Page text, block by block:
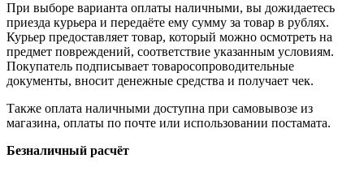
При выборе варианта оплаты наличными, вы дожидаетесь
приезда курьера и передаёте ему сумму за товар в рублях.
Курьер предоставляет товар, который можно осмотреть на
предмет повреждений, соответствие указанным условиям.
Покупатель подписывает товаросопроводительные
документы, вносит денежные средства и получает чек.
Также оплата наличными доступна при самовывозе из
магазина, оплаты по почте или использовании постамата.
Безналичный расчёт